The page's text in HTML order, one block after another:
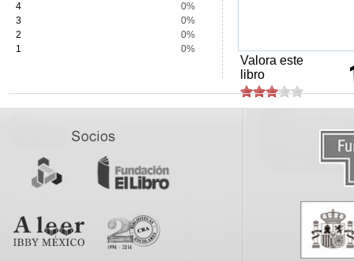
4
0%
3
0%
2
0%
1
0%
Valora este
libro